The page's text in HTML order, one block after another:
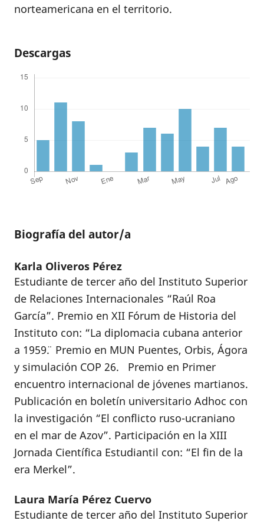
norteamericana en el territorio.
Descargas
Biografía del autor/a
Karla Oliveros Pérez
Estudiante de tercer año del Instituto Superior
de Relaciones Internacionales “Raúl Roa
García”. Premio en XII Fórum de Historia del
Instituto con: “La diplomacia cubana anterior
a 1959¨. Premio en MUN Puentes, Orbis, Ágora
y simulación COP 26. Premio en Primer
encuentro internacional de jóvenes martianos.
Publicación en boletín universitario Adhoc con
la investigación “El conflicto ruso-ucraniano
en el mar de Azov”. Participación en la XIII
Jornada Científica Estudiantil con: “El fin de la
era Merkel”.
Laura María Pérez Cuervo
Estudiante de tercer año del Instituto Superior